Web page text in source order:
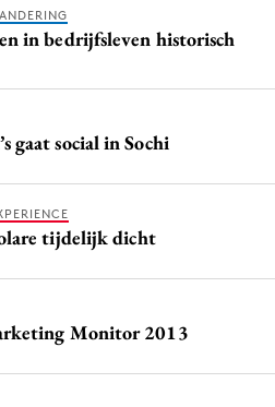
in bedrijfsleven historisch
gaat social in Sochi
tijdelijk dicht
Monitor 2013